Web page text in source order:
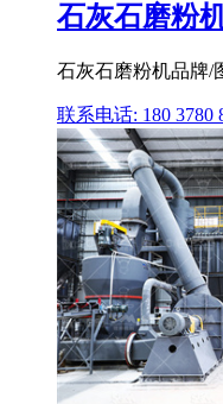
石灰石磨粉
石灰石磨粉机品牌/
联系电话: 180 3780